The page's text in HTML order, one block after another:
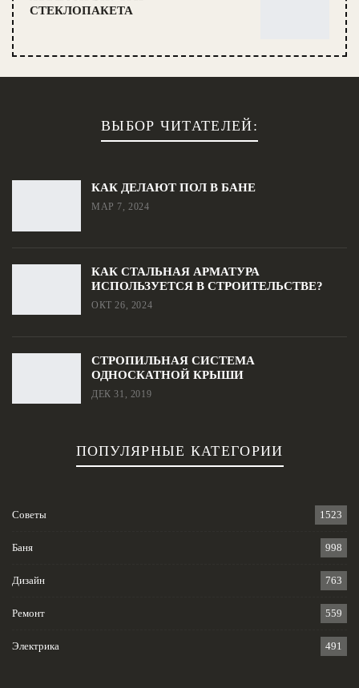
СТЕКЛОПАКЕТА
ВЫБОР ЧИТАТЕЛЕЙ:
КАК ДЕЛАЮТ ПОЛ В БАНЕ
МАР 7, 2024
КАК СТАЛЬНАЯ АРМАТУРА
ИСПОЛЬЗУЕТСЯ В СТРОИТЕЛЬСТВЕ?
ОКТ 26, 2024
СТРОПИЛЬНАЯ СИСТЕМА
ОДНОСКАТНОЙ КРЫШИ
ДЕК 31, 2019
ПОПУЛЯРНЫЕ КАТЕГОРИИ
Советы 1523
Баня 998
Дизайн 763
Ремонт 559
Электрика 491